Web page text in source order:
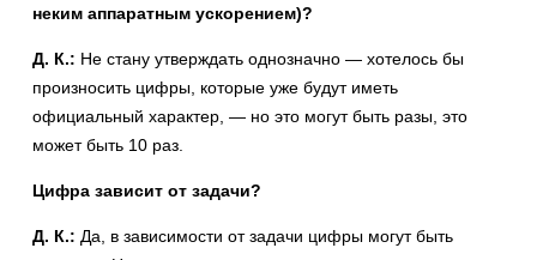
неким аппаратным ускорением)?
Д. К.: Не стану утверждать однозначно — хотелось бы
произносить цифры, которые уже будут иметь
официальный характер, — но это могут быть разы, это
может быть 10 раз.
Цифра зависит от задачи?
Д. К.: Да, в зависимости от задачи цифры могут быть